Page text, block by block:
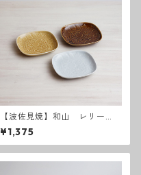
【波佐見焼】和山 レリー
フ・フラワーパレード 取皿
¥1,375